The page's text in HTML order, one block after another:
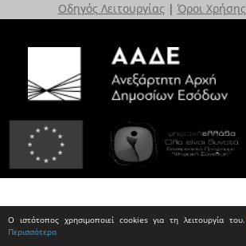
Ο ιστότοπος χρησιμοποιεί cookies για τη λειτουργία του.
Περισσότερα
Οδηγός Λειτουργίας | Όροι Χρήσης